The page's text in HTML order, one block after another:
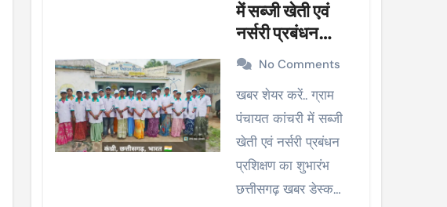
में सब्जी खेती एवं
नर्सरी प्रबंधन
प्रशिक्षण का शुभारंभ
No Comments
खबर शेयर करें.. ग्राम
पंचायत कांचरी में सब्जी
खेती एवं नर्सरी प्रबंधन
प्रशिक्षण का शुभारंभ
छत्तीसगढ़ खबर डेस्क…